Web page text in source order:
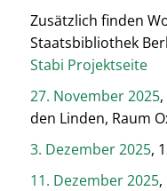
Zusätzlich finden
Staatsbibliothek
Stabi Projektseite
27. November 2025,
den Linden, Raum
3. Dezember 2025,
11. Dezember 2025,